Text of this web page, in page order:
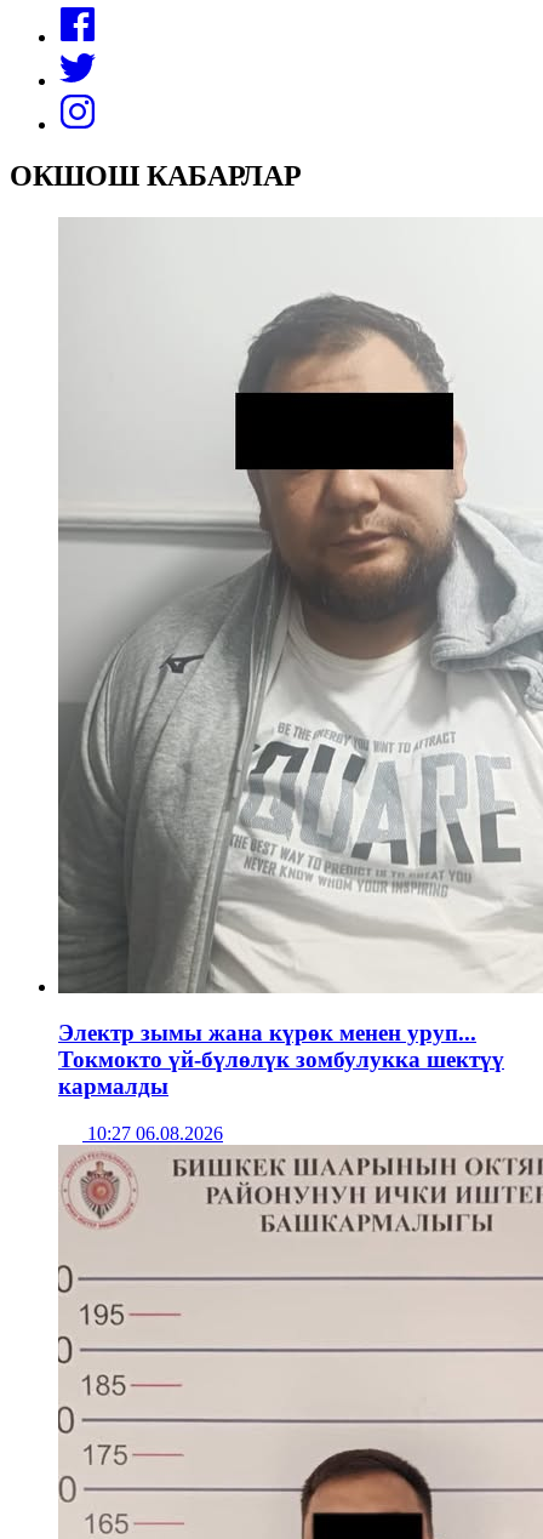
ОКШОШ КАБАРЛАР
Электр зымы жана күрөк менен уруп...
Токмокто үй-бүлөлүк зомбулукка шектүү
кармалды
10:27 06.08.2026